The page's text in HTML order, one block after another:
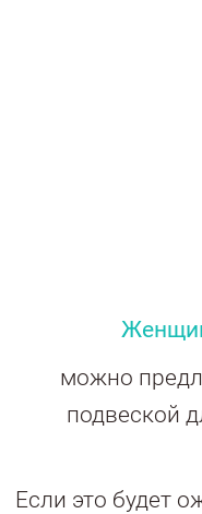
можно
подвеской
Если это будет